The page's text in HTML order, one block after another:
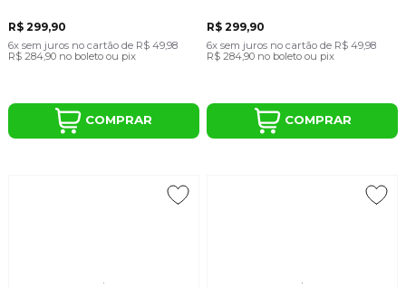
R$ 299,90
6x sem juros no cartãode R$ 49,98
R$ 284,90 no boleto ou pix
COMPRAR
R$ 299,90
6x sem juros no cartão de R$ 49,98
R$ 284,90 no boleto ou pix
COMPRAR